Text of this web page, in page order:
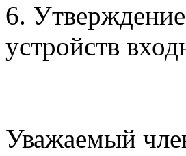
6.
устройств
Уважаемый